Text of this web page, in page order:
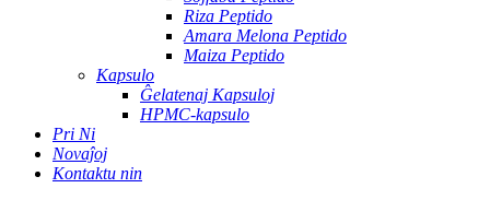
Riza Peptido
Amara Melona Peptido
Maiza Peptido
Kapsulo
Ĝelatenaj Kapsuloj
HPMC-kapsulo
Pri Ni
Novaĵoj
Kontaktu nin